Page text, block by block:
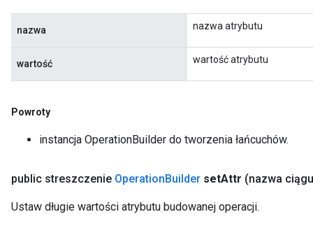
nazwa nazwa atrybutu
wartość wartość atrybutu
Powroty
instancja OperationBuilder do tworzenia łańcuchów.
public streszczenie OperationBuilder setAttr (nazwa ciągu
Ustaw długie wartości atrybutu budowanej operacji.